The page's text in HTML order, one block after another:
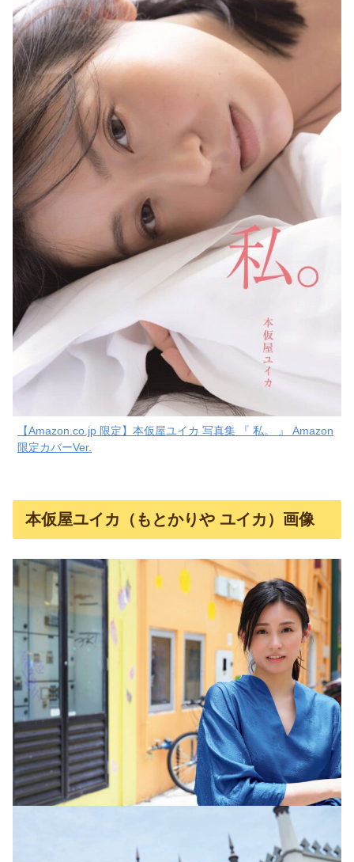
【Amazon.co.jp 限定】本仮屋ユイカ 写真集 『 私。 』 Amazon
限定カバーVer.
本仮屋ユイカ（もとかりや ユイカ）画像